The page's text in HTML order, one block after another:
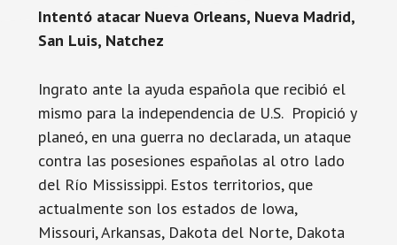
Intentó atacar Nueva Orleans, Nueva Madrid,
San Luis, Natchez
Ingrato ante la ayuda española que recibió el
mismo para la independencia de U.S. Propició y
planeó, en una guerra no declarada, un ataque
contra las posesiones españolas al otro lado
del Río Mississippi. Estos territorios, que
actualmente son los estados de Iowa,
Missouri, Arkansas, Dakota del Norte, Dakota